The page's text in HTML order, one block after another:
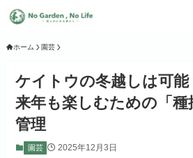
ホーム 園芸
ケイトウの冬越しは可
来年も楽しむための「種
管理
園芸 2025年12月3日